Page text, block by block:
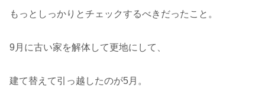
もっとしっかりとチェックするべきだったこと。
9月に古い家を解体して更地にして、
建て替えて引っ越したのが5月。